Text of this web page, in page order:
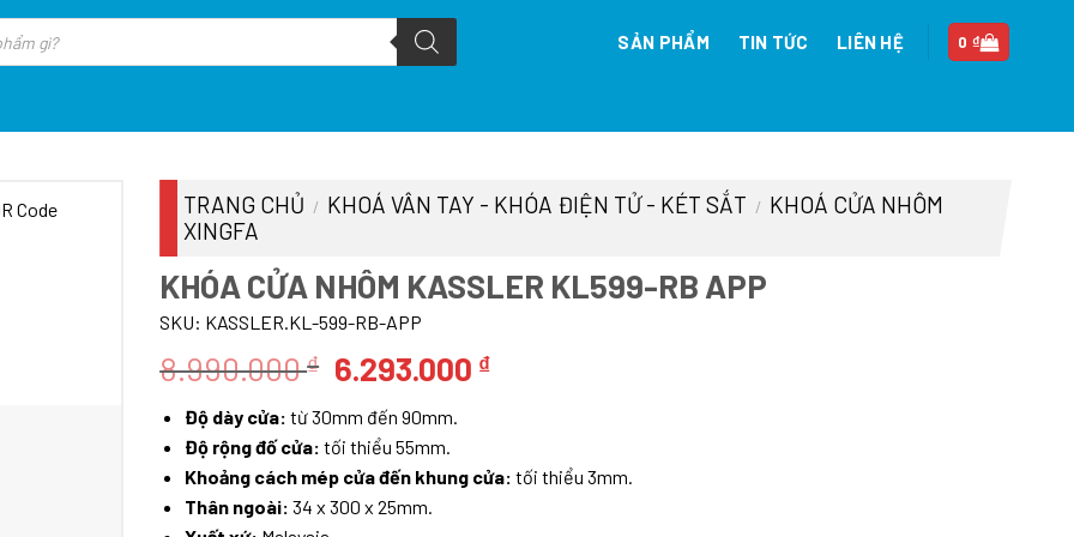
SẢN PHẨM TIN TỨC LIÊN HỆ 0₫
TRANG CHỦ / KHOÁ VÂN TAY - KHÓA ĐIỆN TỬ - KÉT SẮT / KHOÁ CỬA NHÔM
XINGFA
KHÓA CỬA NHÔM KASSLER KL599-RB APP
SKU: KASSLER.KL-599-RB-APP
8.990.000₫ Giá
gốc
là:
8.990.000 ₫.
6.293.000 ₫Giá
là:
6.293.000 ₫.
Độ dày cửa: từ 30mm đến 90mm.
Độ rộng đố cửa: tối thiểu 55mm.
Khoảng cách mép cửa đến khung cửa: tối thiểu 3mm.
Thân ngoài: 34 x 300 x 25mm.